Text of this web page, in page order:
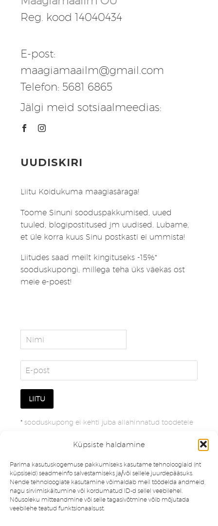
Küpsiste haldamine
Parima kasutuskogemuse pakkumiseks kasutame tehnoloogiaid (nt
küpsiseid) seadmeinfo salvestamiseks ja/või sellele juurdepääsuks.
Nende tehnoloogiate kasutamine võimaldab meil töödelda andmeid,
nagu sirvimiskäitumine või kordumatud ID-d sellel veebilehel.
Nõusoleku mitteandmine või selle tagasivõtmine võib mõjutada
veebilehe teatud funktsionaalsust.
Reg. kood 14040434
E-post:
maagiamaailm@gmail.com
Telefon: 5681 6865
Jälgi meid sotsiaalmeedias:
UUDISKIRI
Liitu Koidukuma maagiasäraga!
Toome Sinuni sooduspakkumised, uued
tuuled, blogipostitused jm uudised. Lubame,
et üle korra kuus Sinu postkasti ei ummista!
Liitudes saad meilt kingituseks -15%*
sooduskupongi, millega teha üks väekas ost
meie e-poest!
* sooduskupong ei kehti juba allahinnatud toodetele